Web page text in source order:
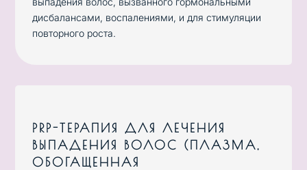
дисбалансами, воспалениями, и для стимуляции
повторного роста.
PRP-ТЕРАПИЯ ДЛЯ ЛЕЧЕНИЯ
ВЫПАДЕНИЯ ВОЛОС (ПЛАЗМА,
ОБОГАЩЕННАЯ